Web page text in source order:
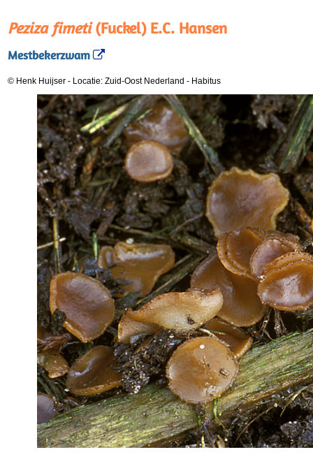
Peziza fimeti(Fuckel) E.C. Hansen
Mestbekerzwam
© Henk Huijser - Locatie: Zuid-Oost Nederland - Habitus